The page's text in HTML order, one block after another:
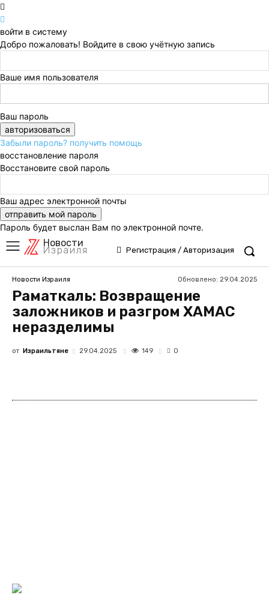
войти в систему
Добро пожаловать! Войдите в свою учётную запись
Ваше имя пользователя
Ваш пароль
Забыли пароль? получить помощь
восстановление пароля
Восстановите свой пароль
Ваш адрес электронной почты
Пароль будет выслан Вам по электронной почте.
Новости
Израиля Регистрация / Авторизация
Новости Израиля Обновлено: 29.04.2025
Раматкаль: Возвращение
заложников и разгром ХАМАС
неразделимы
от Израильтяне 29.04.2025 149 0